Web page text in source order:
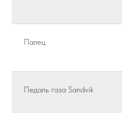
Палец
Педаль газа Sandvik
КОНТАКТЫ